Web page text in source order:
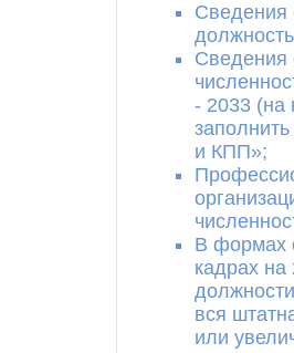
Сведения
Сведения
- 2033 (на
и КПП»;
В формах
кадрах на
вся
или